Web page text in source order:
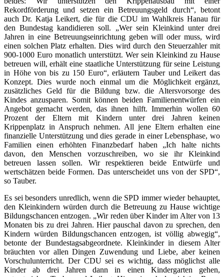
Rekordförderung und setzen ein Betreuungsgeld durch“, betont
auch Dr. Katja Leikert, die für die CDU im Wahlkreis Hanau für
den Bundestag kandidieren soll. „Wer sein Kleinkind unter drei
Jahren in eine Betreuungseinrichtung geben will oder muss, wird
einen solchen Platz erhalten. Dies wird durch den Steuerzahler mit
900-1000 Euro monatlich unterstützt. Wer sein Kleinkind zu Hause
betreuen will, erhält eine staatliche Unterstützung für seine Leistung
in Höhe von bis zu 150 Euro“, erläutern Tauber und Leikert das
Konzept. Dies wurde noch einmal um die Möglichkeit ergänzt,
zusätzliches Geld für die Bildung bzw. die Altersvorsorge des
Kindes anzusparen. Somit können beiden Familienentwürfen ein
Angebot gemacht werden, das ihnen hilft. Immerhin wollen 60
Prozent der Eltern mit Kindern unter drei Jahren keinen
Krippenplatz in Anspruch nehmen. All jene Eltern erhalten eine
finanzielle Unterstützung und dies gerade in einer Lebensphase, wo
Familien einen erhöhten Finanzbedarf haben „Ich halte nichts
davon, den Menschen vorzuschreiben, wo sie ihr Kleinkind
betreuen lassen sollen. Wir respektieren beide Entwürfe und
wertschätzen beide Formen. Das unterscheidet uns von der SPD“,
so Tauber.
Es sei besonders unredlich, wenn die SPD immer wieder behauptet,
den Kleinkindern würden durch die Betreuung zu Hause wichtige
Bildungschancen entzogen. „Wir reden über Kinder im Alter von 13
Monaten bis zu drei Jahren. Hier pauschal davon zu sprechen, den
Kindern würden Bildungschancen entzogen, ist völlig abwegig“,
betonte der Bundestagsabgeordnete. Kleinkinder in diesem Alter
bräuchten vor allen Dingen Zuwendung und Liebe, aber keinen
Vorschulunterricht. Der CDU sei es wichtig, dass möglichst alle
Kinder ab drei Jahren dann in einen Kindergarten gehen,